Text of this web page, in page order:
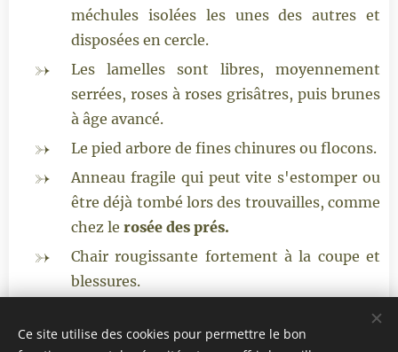
méchules isolées les unes des autres et
disposées en cercle.
Les lamelles sont libres, moyennement
serrées, roses à roses grisâtres, puis brunes
à âge avancé.
Le pied arbore de fines chinures ou flocons.
Anneau fragile qui peut vite s'estomper ou
être déjà tombé lors des trouvailles, comme
chez le rosée des prés.
Chair rougissante fortement à la coupe et
blessures.
Ce site utilise des cookies pour permettre le bon